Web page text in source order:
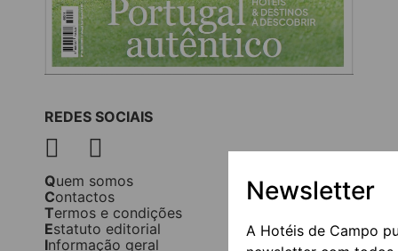
Newsletter
A Hotéis de Campo
REDES SOCIAIS
Quem somos
Contactos
Termos e condições
Estatuto editorial
Informação geral